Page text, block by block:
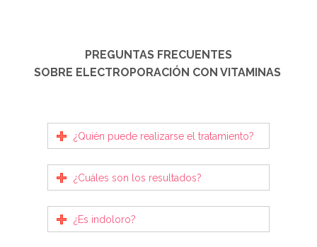
PREGUNTAS FRECUENTES
SOBRE ELECTROPORACIÓN CON VITAMINAS
¿Quién puede realizarse el tratamiento?
¿Cuáles son los resultados?
¿Es indoloro?